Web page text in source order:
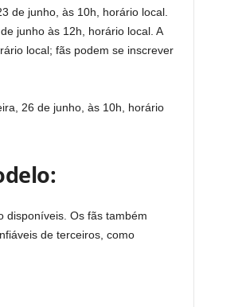
de junho, às 10h, horário local.
junho às 12h, horário local. A
local; fãs podem se inscrever
26 de junho, às 10h, horário
disponíveis. Os fãs também
​​de terceiros, como